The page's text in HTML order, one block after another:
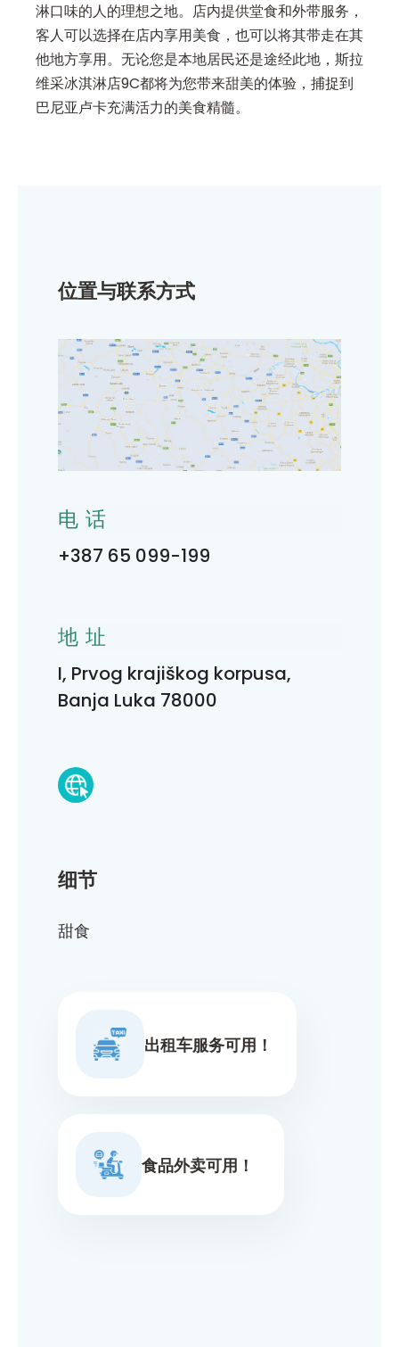
淋口味的人的理想之地。店内提供堂食和外带服务，
客人可以选择在店内享用美食，也可以将其带走在其
他地方享用。无论您是本地居民还是途经此地，斯拉
维采冰淇淋店9C都将为您带来甜美的体验，捕捉到
巴尼亚卢卡充满活力的美食精髓。
细节
甜食
出租车服务可用！
食品外卖可用！
位置与联系方式
电话
+387 65 099-199
地址
I, Prvog krajiškog korpusa,
Banja Luka 78000